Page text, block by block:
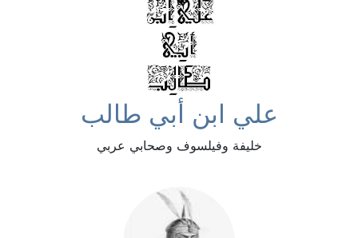
علي ابن أبي طالب
خليفة وفيلسوف وصحابي عربي